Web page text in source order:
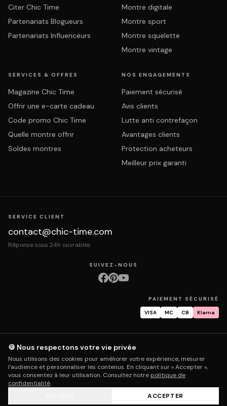
Citer Chic Time
Partenariats Blogueurs
Partenariats Influenceurs
Montre digitale
Montre sport
Montre squelette
Montre vintage
SERVICES & OFFRES
Magazine Chic Time
Offrir une e-carte cadeau
Code promo Chic Time
Quelle montre offrir
Soldes montres
NOS ENGAGEMENTS
Paiement sécurisé
Avis clients
Lutte anti contrefaçon
Avantages clients
Protection acheteurs
Meilleur prix garanti
SERVICE CLIENT
contact@chic-time.com
Réponse sous 24h ouvrables
SUIVEZ-NOUS
PAIEMENT SÉCURISÉ
VISA MC CB Klarna
À proposContactMentions légales CGVProtection des données
Retours & échangesDroit de rétractationLivraisonSuivi commande
Garantie & réparationFAQMon compte
© 2026 Chic Time - Tous droits réservés
🍪 Nous respectons votre vie privée
Nous utilisons des cookies pour améliorer votre expérience, mesurer
l'audience et personnaliser les contenus. En cliquant sur « Accepter »,
vous consentez à leur utilisation. Consultez notre politique de
confidentialité.
ACCEPTER